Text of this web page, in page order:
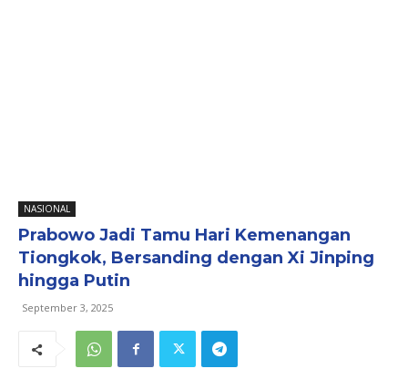
NASIONAL
Prabowo Jadi Tamu Hari Kemenangan
Tiongkok, Bersanding dengan Xi Jinping
hingga Putin
September 3, 2025